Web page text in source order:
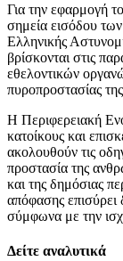
Για την εφαρμογή
σημεία εισόδου
Ελληνικής
βρίσκονται στις
εθελοντικών
πυροπροστασίας
Η Περιφερειακή
κατοίκους και
ακολουθούν τις
προστασία της
και της δημόσιας
απόφασης επισύρει
σύμφωνα με την
Δείτε αναλυτικά